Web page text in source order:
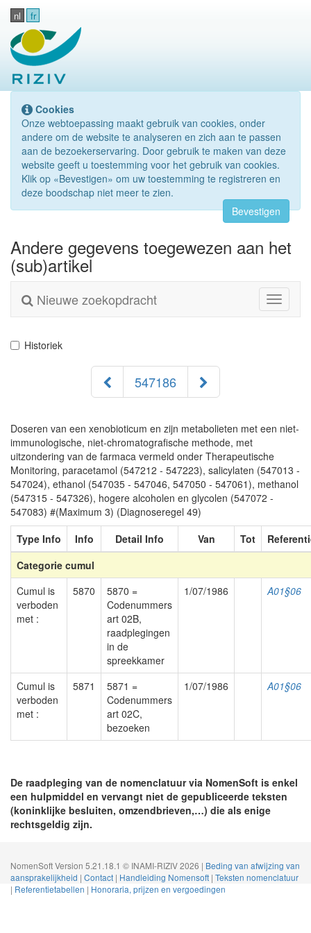
nl fr
Cookies
Onze webtoepassing maakt gebruik van cookies, onder
andere om de website te analyseren en zich aan te passen
aan de bezoekerservaring. Door gebruik te maken van deze
website geeft u toestemming voor het gebruik van cookies.
Klik op «Bevestigen» om uw toestemming te registreren en
deze boodschap niet meer te zien.
Bevestigen
Andere gegevens toegewezen aan het
(sub)artikel
Toggle
Nieuwe zoekopdracht
Historiek
547186
Doseren van een xenobioticum en zijn metabolieten met een niet-
immunologische, niet-chromatografische methode, met
uitzondering van de farmaca vermeld onder Therapeutische
Monitoring, paracetamol (547212 - 547223), salicylaten (547013 -
547024), ethanol (547035 - 547046, 547050 - 547061), methanol
(547315 - 547326), hogere alcoholen en glycolen (547072 -
547083) #(Maximum 3) (Diagnoseregel 49)
Type Info
Info Detail Info Van Tot
Categorie cumul
Cumul is
verboden
met :
5870
5870 =
Codenummers
art 02B,
raadplegingen
in de
spreekkamer
1/07/1986 A01§06
Cumul is
verboden
met :
5871
5871 =
Codenummers
art 02C,
bezoeken
1/07/1986 A01§06
De raadpleging van de nomenclatuur via NomenSoft is enkel
een hulpmiddel en vervangt niet de gepubliceerde teksten
(koninklijke besluiten, omzendbrieven,…) die als enige
rechtsgeldig zijn.
NomenSoft Version 5.21.18.1 © INAMI-RIZIV 2026 | Beding van afwijzing van
aansprakelijkheid | Contact | Handleiding Nomensoft | Teksten nomenclatuur
| Referentietabellen | Honoraria, prijzen en vergoedingen